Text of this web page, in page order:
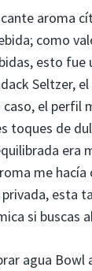
aroma
como
esto fue
Seltzer,
el perfil
toques de
era
me hacía
esta
si buscas
agua Bowl